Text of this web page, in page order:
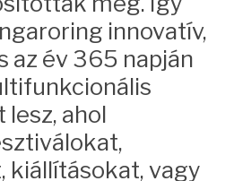
innovatív,
az év 365 napján
ahol
kiállításokat, vagy